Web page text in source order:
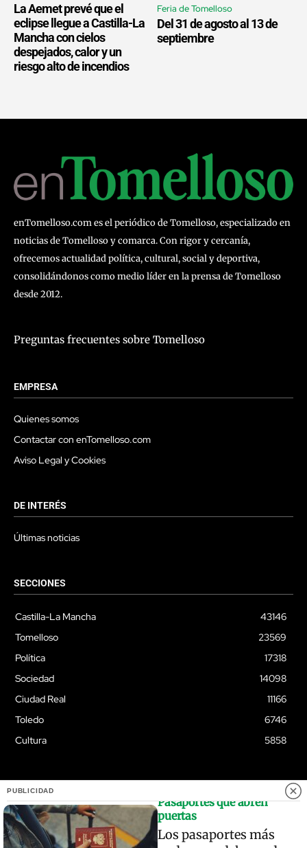
La Aemet prevé que el
eclipse llegue a Castilla-La
Mancha con cielos
despejados, calor y un
riesgo alto de incendios
Feria de Tomelloso
Del 31 de agosto al 13 de
septiembre
enTomelloso.com es el periódico de Tomelloso, especializado en
noticias de Tomelloso y comarca. Con rigor y cercanía,
ofrecemos actualidad política, cultural, social y deportiva,
consolidándonos como medio líder en la prensa de Tomelloso
desde 2012.
Preguntas frecuentes sobre Tomelloso
EMPRESA
Quienes somos
Contactar con enTomelloso.com
Aviso Legal y Cookies
DE INTERÉS
Últimas noticias
SECCIONES
Castilla-La Mancha
43146
Tomelloso
23569
Política
17318
Sociedad
14098
Ciudad Real
11166
Toledo
6746
Cultura
5858
© Quixoteus
PUBLICIDAD
Pasaportes que abren
puertas
Los pasaportes más